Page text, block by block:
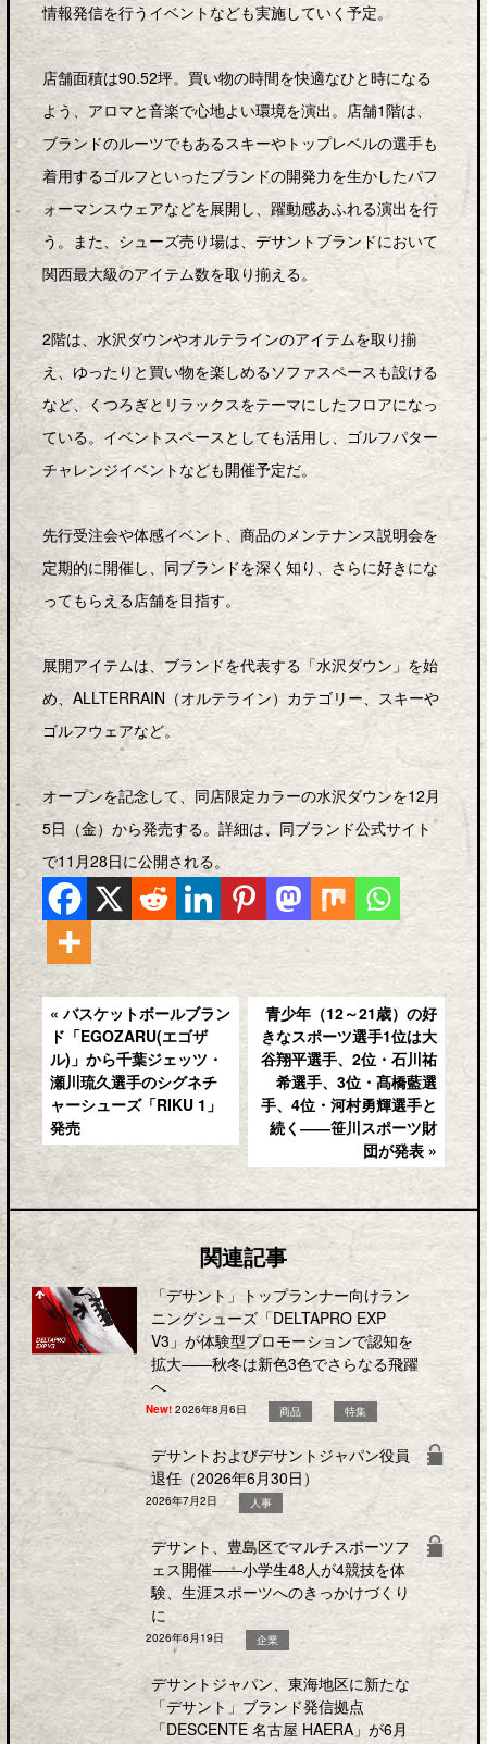
情報発信を行うイベントなども実施していく予定。
店舗面積は90.52坪。買い物の時間を快適なひと時になる
よう、アロマと音楽で心地よい環境を演出。店舗1階は、
ブランドのルーツでもあるスキーやトップレベルの選手も
着用するゴルフといったブランドの開発力を生かしたパフ
ォーマンスウェアなどを展開し、躍動感あふれる演出を行
う。また、シューズ売り場は、デサントブランドにおいて
関西最大級のアイテム数を取り揃える。
2階は、水沢ダウンやオルテラインのアイテムを取り揃
え、ゆったりと買い物を楽しめるソファスペースも設ける
など、くつろぎとリラックスをテーマにしたフロアになっ
ている。イベントスペースとしても活用し、ゴルフパター
チャレンジイベントなども開催予定だ。
先行受注会や体感イベント、商品のメンテナンス説明会を
定期的に開催し、同ブランドを深く知り、さらに好きにな
ってもらえる店舗を目指す。
展開アイテムは、ブランドを代表する「水沢ダウン」を始
め、ALLTERRAIN（オルテライン）カテゴリー、スキーや
ゴルフウェアなど。
オープンを記念して、同店限定カラーの水沢ダウンを12月
5日（金）から発売する。詳細は、同ブランド公式サイト
で11月28日に公開される。
« バスケットボールブラン
ド「EGOZARU(エゴザ
ル)」から千葉ジェッツ・
瀬川琉久選手のシグネチ
ャーシューズ「RIKU 1」
発売
青少年（12～21歳）の好
きなスポーツ選手1位は大
谷翔平選手、2位・石川祐
希選手、3位・髙橋藍選
手、4位・河村勇輝選手と
続く――笹川スポーツ財
団が発表 »
関連記事
「デサント」トップランナー向けラン
ニングシューズ「DELTAPRO EXP
V3」が体験型プロモーションで認知を
拡大――秋冬は新色3色でさらなる飛躍
へ
New!2026年8月6日 商品 特集
デサントおよびデサントジャパン役員
退任（2026年6月30日）
2026年7月2日 人事
デサント、豊島区でマルチスポーツフ
ェス開催――小学生48人が4競技を体
験、生涯スポーツへのきっかけづくり
に
2026年6月19日 企業
デサントジャパン、東海地区に新たな
「デサント」ブランド発信拠点
「DESCENTE 名古屋 HAERA」が6月